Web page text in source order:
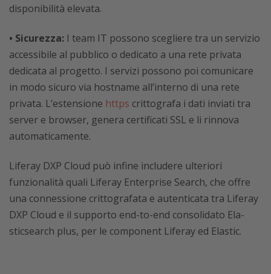
disponibilità elevata.
• Sicurezza: I team IT possono scegliere tra un servizio
accessibile al pubblico o dedicato a una rete privata
dedicata al progetto. I servizi possono poi comunicare
in modo sicuro via hostname all’interno di una rete
privata. L’estensione https crittografa i dati inviati tra
server e browser, genera certificati SSL e li rinnova
automaticamente.
Liferay DXP Cloud può infine includere ulteriori
funzionalità quali Liferay Enterprise Search, che offre
una connessione crittografata e autenticata tra Liferay
DXP Cloud e il supporto end-to-end consolidato Ela-
sticsearch plus, per le component Liferay ed Elastic.